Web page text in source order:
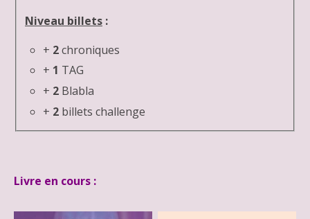
Niveau billets :
+ 2chroniques
+ 1 TAG
+ 2Blabla
+ 2billets challenge
Livre en cours :